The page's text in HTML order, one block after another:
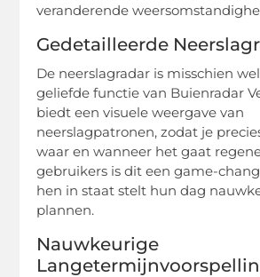
veranderende
Gedetailleerde
De neerslagradar is misschien
geliefde functie van Buienradar
biedt een visuele weergave van
neerslagpatronen, zodat je
waar en wanneer het gaat
gebruikers is dit een game-
hen in staat stelt hun dag
plannen.
Nauwkeurige